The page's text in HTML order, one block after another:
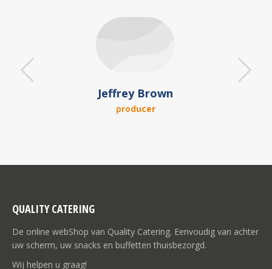
Jeffrey Brown
producer
QUALITY CATERING
De online webShop van Quality Catering. Eenvoudig van achter
uw scherm, uw snacks en buffetten thuisbezorgd.
Wij helpen u graag!